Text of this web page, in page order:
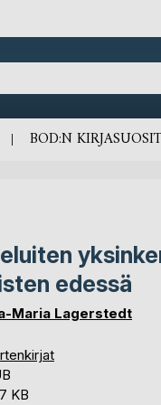
BOD:N
edessä
Maria Lagerstedt
KB